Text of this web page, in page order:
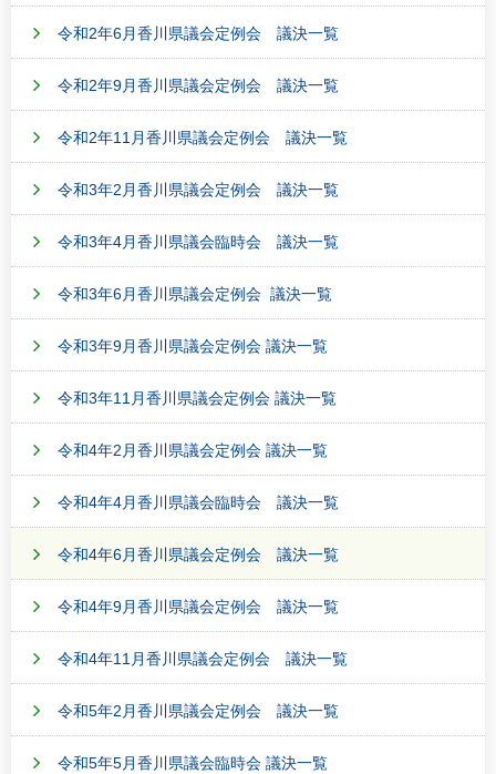
令和2年6月香川県議会定例会 議決一覧
令和2年9月香川県議会定例会 議決一覧
令和2年11月香川県議会定例会 議決一覧
令和3年2月香川県議会定例会 議決一覧
令和3年4月香川県議会臨時会 議決一覧
令和3年6月香川県議会定例会 議決一覧
令和3年9月香川県議会定例会 議決一覧
令和3年11月香川県議会定例会 議決一覧
令和4年2月香川県議会定例会 議決一覧
令和4年4月香川県議会臨時会 議決一覧
令和4年6月香川県議会定例会 議決一覧
令和4年9月香川県議会定例会 議決一覧
令和4年11月香川県議会定例会 議決一覧
令和5年2月香川県議会定例会 議決一覧
令和5年5月香川県議会臨時会 議決一覧